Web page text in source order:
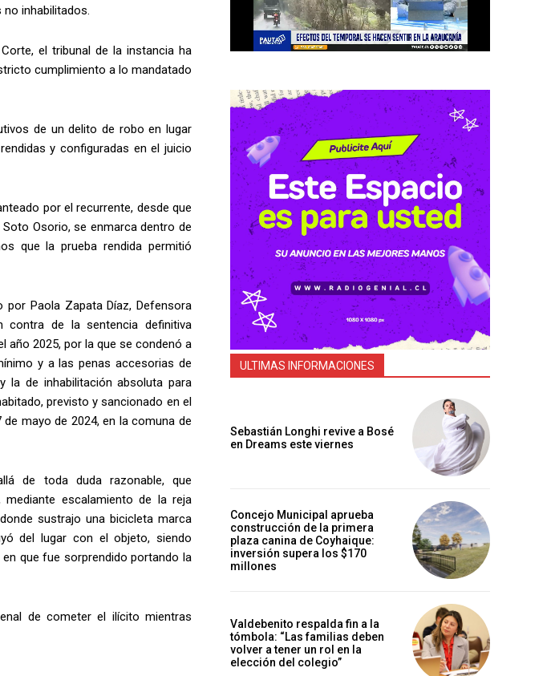
inhabilitados.
el tribunal de la instancia ha
cumplimiento a lo mandatado
de un delito de robo en lugar
y configuradas en el juicio
por el recurrente, desde que
Osorio, se enmarca dentro de
que la prueba rendida permitió
Paola Zapata Díaz, Defensora
contra de la sentencia definitiva
año 2025, por la que se condenó a
y a las penas accesorias de
la de inhabilitación absoluta para
previsto y sancionado en el
mayo de 2024, en la comuna de
de toda duda razonable, que
escalamiento de la reja
sustrajo una bicicleta marca
del lugar con el objeto, siendo
que fue sorprendido portando la
de cometer el ilícito mientras
ULTIMAS INFORMACIONES
Sebastián Longhi revive a Bosé
en Dreams este viernes
Concejo Municipal aprueba
construcción de la primera
plaza canina de Coyhaique:
inversión supera los $170
millones
Valdebenito respalda fin a la
tómbola: “Las familias deben
volver a tener un rol en la
elección del colegio”